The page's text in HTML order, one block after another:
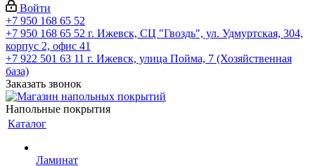
Войти
+7 950 168 65 52
+7 950 168 65 52 г. Ижевск, СЦ "Гвоздь", ул. Удмуртская, 304,
корпус 2, офис 41
+7 922 501 63 11 г. Ижевск, улица Пойма, 7 (Хозяйственная
база)
Заказать звонок
Напольные покрытия
Каталог
Ламинат